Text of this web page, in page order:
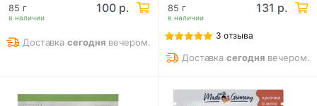
в наличии
85 г 100 р.
Доставкасегодня вечером.
в наличии
85 г 131 р.
3 отзыва
Доставкасегодня вечером.